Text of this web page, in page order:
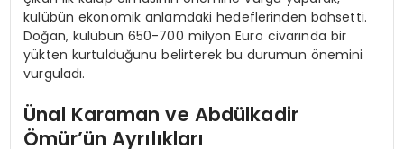
kulübün ekonomik anlamdaki hedeflerinden bahsetti.
Doğan, kulübün 650-700 milyon Euro civarında bir
yükten kurtulduğunu belirterek bu durumun önemini
vurguladı.
Ünal Karaman ve Abdülkadir
Ömür’ün Ayrılıkları